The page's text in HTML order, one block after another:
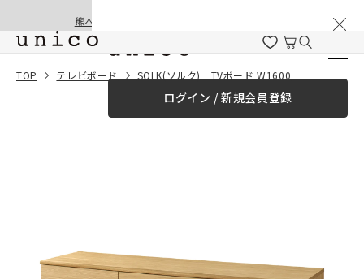
熊本地震の影響による配送遅延と停止について
ログイン / 新規会員登録
カーテン
TOP テレビボード SOLK(ソルク) TVボード W1600
一緒に購入する